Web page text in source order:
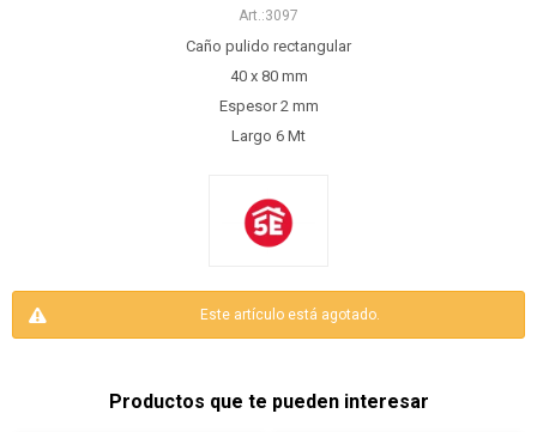
3097
Caño pulido rectangular
40 x 80 mm
Espesor 2 mm
Largo 6 Mt
Este artículo está agotado.
Productos que te pueden interesar